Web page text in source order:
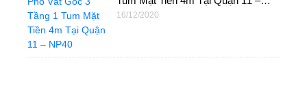
NP40
16/12/2020